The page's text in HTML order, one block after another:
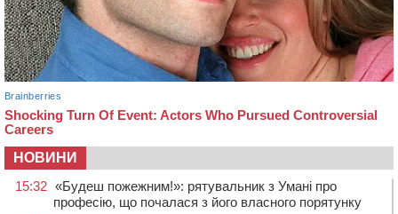
НОВИНИ
15:32 «Будеш пожежним!»: рятувальник з Умані про
професію, що почалася з його власного порятунку